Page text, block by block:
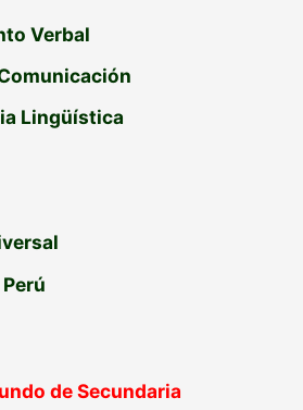
Verbal
Lingüística
de Secundaria